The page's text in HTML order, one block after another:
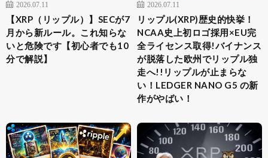
2026.07.11
【XRP（リップル）】SECが7
月から新ルール。これ知らな
いと危険です【初心者でも10
分で解説】
2026.07.11
リップル(XRP)歴史的快挙！
NCAA史上初ロゴ採用×EU完
全ライセンス取得!バイナンス
が脱落した欧州でリップル独
走へ!!リップルが止まらな
い！LEDGER NANO G5 の新
作がやばい！